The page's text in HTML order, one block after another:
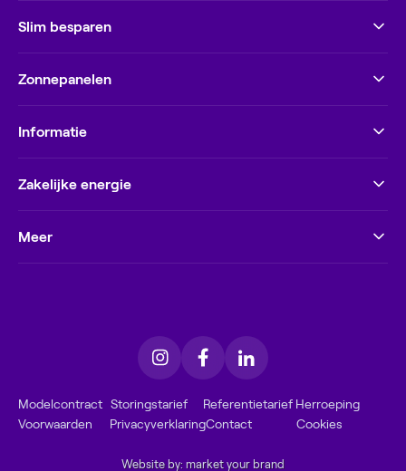
Slim besparen
Zonnepanelen
Informatie
Zakelijke energie
Meer
Modelcontract Storingstarief Referentietarief Herroeping
Voorwaarden
PrivacyverklaringContact Cookies
Website by: market your brand